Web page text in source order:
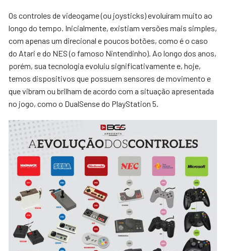
Os controles de videogame (ou joysticks) evoluíram muito ao
longo do tempo. Inicialmente, existiam versões mais simples,
com apenas um direcional e poucos botões, como é o caso
do Atari e do NES (o famoso Nintendinho). Ao longo dos anos,
porém, sua tecnologia evoluiu significativamente e, hoje,
temos dispositivos que possuem sensores de movimento e
que vibram ou brilham de acordo com a situação apresentada
no jogo, como o DualSense do PlayStation 5.